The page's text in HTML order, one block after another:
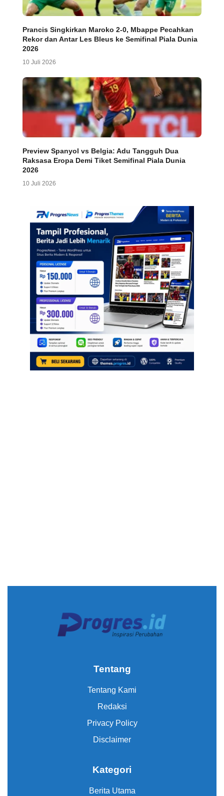
Prancis Singkirkan Maroko 2-0, Mbappe Pecahkan
Rekor dan Antar Les Bleus ke Semifinal Piala Dunia
2026
10 Juli 2026
Preview Spanyol vs Belgia: Adu Tangguh Dua
Raksasa Eropa Demi Tiket Semifinal Piala Dunia
2026
10 Juli 2026
Tentang
Tentang Kami
Redaksi
Privacy Policy
Disclaimer
Kategori
Berita Utama